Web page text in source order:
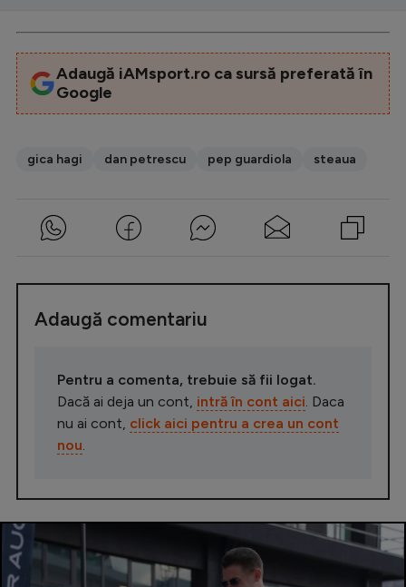
Adaugă iAMsport.ro ca sursă preferată în
Google
gica hagi dan petrescu pep guardiola steaua
Adaugă comentariu
Pentru a comenta, trebuie să fii logat.
Dacă ai deja un cont, intră în cont aici. Daca
nu ai cont, click aici pentru a crea un cont
nou.